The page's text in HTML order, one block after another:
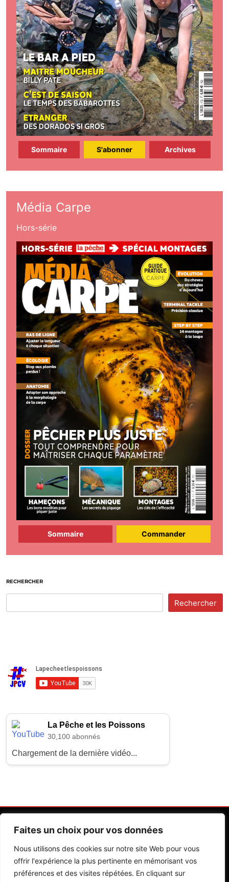
Faites un choix pour vos données
Nous utilisons des cookies sur notre site Web pour vous
offrir l'expérience la plus pertinente en mémorisant vos
préférences et des visites répétées. En cliquant sur
Sommaire S'abonner Archives
Média Carpe
Hors-série
Sommaire Commander
RECHERCHER
Rechercher
La Pêche et les Poissons
30,100 abonnés
Chargement de la dernière vidéo...